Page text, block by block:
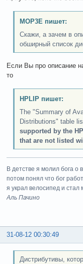
MOP3E пишет:
Скажи, а зачем в
обширный список
Если Вы про описание
то
HPLIP пишет:
The "Summary of
Distributions" table
supported by the
that are not listed
В детстве я молил бога о
потом понял что бог
я украл велосипед и стал
Аль Пачино
31-08-12 00:30:49
Дистрибутивы,